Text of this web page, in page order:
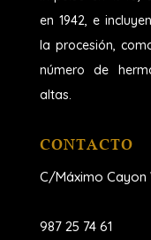
en 1942, e
la procesión,
número de
altas.
CONTACTO
C/Máximo Cayon
987 25 74 61